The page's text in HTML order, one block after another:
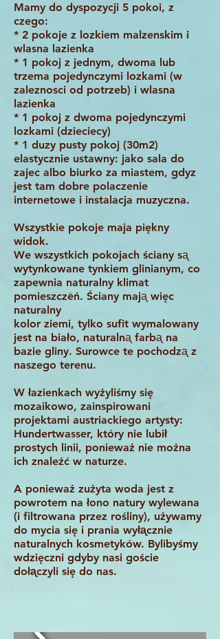
Mamy do dyspozycji 5 pokoi, z
czego:
* 2 pokoje z lozkiem malzenskim i
wlasna lazienka
* 1 pokoj z jednym, dwoma lub
trzema pojedynczymi lozkami (w
zaleznosci od potrzeb) i wlasna
lazienka
* 1 pokoj z dwoma pojedynczymi
lozkami (dzieciecy)
* 1 duzy pusty pokoj (30m2)
elastycznie ustawny: jako sala do
zajec albo biurko za miastem, gdyz
jest tam dobre polaczenie
internetowe i instalacja muzyczna.
Wszystkie pokoje maja piękny
widok.
We wszystkich pokojach ściany sᶏ
wytynkowane tynkiem glinianym, co
zapewnia naturalny klimat
pomieszczeń. Ściany majᶏ więc
naturalny
kolor ziemi, tylko sufit wymalowany
jest na biało, naturalnᶏ farbᶏ na
bazie gliny. Surowce te pochodzᶏ z
naszego terenu.
W łazienkach wyżyliśmy się
mozaikowo, zainspirowani
projektami austriackiego artysty:
Hundertwasser, który nie lubił
prostych linii, ponieważ nie można
ich znaleźć w naturze.
A ponieważ zużyta woda jest z
powrotem na łono natury wylewana
(i filtrowana przez rośliny), używamy
do mycia się i prania wyłᶏcznie
naturalnych kosmetyków. Bylibyśmy
wdzięczni gdyby nasi goście
dołᶏczyli się do nas.